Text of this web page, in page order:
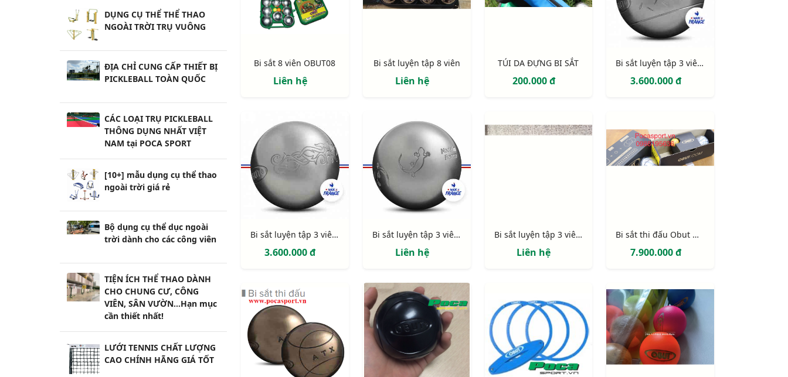
DỤNG CỤ THỂ THỂ THAO
NGOÀI TRỜI TRỤ VUÔNG
ĐỊA CHỈ CUNG CẤP THIẾT BỊ
PICKLEBALL TOÀN QUỐC
CÁC LOẠI TRỤ PICKLEBALL
THÔNG DỤNG NHẤT VIỆT
NAM tại POCA SPORT
[10+] mẫu dụng cụ thể thao
ngoài trời giá rẻ
Bộ dụng cụ thể dục ngoài
trời dành cho các công viên
TIỆN ÍCH THỂ THAO DÀNH
CHO CHUNG CƯ, CÔNG
VIÊN, SÂN VƯỜN...Hạn mục
cần thiết nhất!
LƯỚI TENNIS CHẤT LƯỢNG
CAO CHÍNH HÃNG GIÁ TỐT
Bi sắt 8 viên OBUT08
Liên hệ
Bi sắt luyện tập 8 viên
Liên hệ
TÚI DA ĐỰNG BI SẮT
200.000 đ
Bi sắt luyện tập 3 viên Obut Chevron
3.600.000 đ
Bi sắt luyện tập 3 viên Obut Tatou
3.600.000 đ
Bi sắt luyện tập 3 viên Obut Salaman
Liên hệ
Bi sắt luyện tập 3 viên giá rẻ
Liên hệ
Bi sắt thi đấu Obut Match IT chính hãng
7.900.000 đ